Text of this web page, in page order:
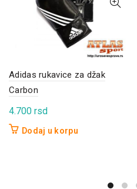
Adidas rukavice za džak
Carbon
4.700 rsd
Dodaj u korpu